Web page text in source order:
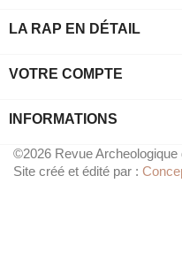
LA RAP EN DÉTAIL
VOTRE COMPTE
INFORMATIONS
©2026 Revue
Site créé et édité par :